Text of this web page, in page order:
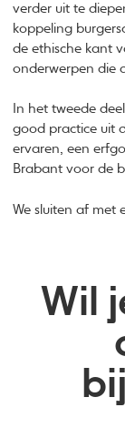
verder uit te
koppeling
de ethische kant
onderwerpen die
In het tweede
good practice uit
ervaren, een
Brabant voor de
We sluiten af met
Wil